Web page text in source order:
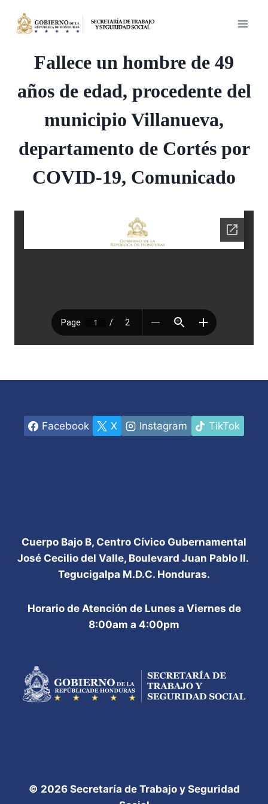
Fallece un hombre de 49
años de edad, procedente del
municipio Villanueva,
departamento de Cortés por
COVID-19, Comunicado
Facebook X Instagram TikTok
Cuerpo Bajo B, Centro Cívico Gubernamental
José Cecilio del Valle, Boulevard Juan Pablo II.
Tegucigalpa M.D.C. Honduras.
Horario de Atención de Lunes a Viernes de
8:00am a 4:00pm
© 2026 Secretaría de Trabajo y Seguridad